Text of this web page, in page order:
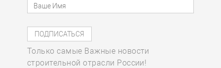
Только самые Важные новости
строительной отрасли России!